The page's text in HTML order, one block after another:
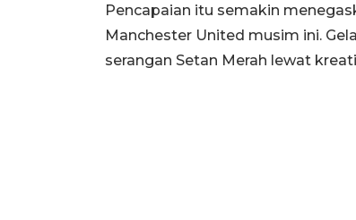
Pencapaian itu semakin
Manchester United musim ini.
serangan Setan Merah lewat